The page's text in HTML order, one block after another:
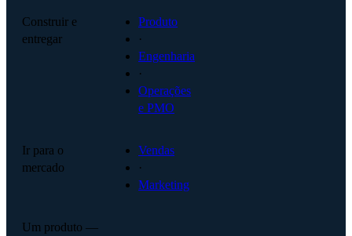
Construir e
entregar
Produto
·
Engenharia
·
Operações
e PMO
Ir para o
mercado
Vendas
·
Marketing
Um produto —